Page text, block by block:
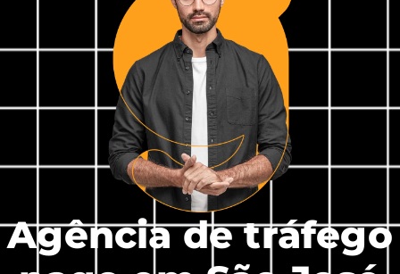
Agência de tráfego